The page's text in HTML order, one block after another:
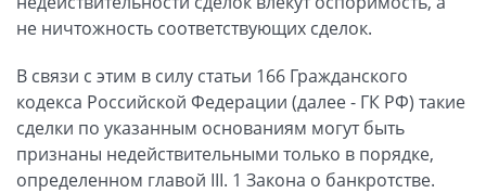
не ничтожность соответствующих сделок.
В связи с этим в силу статьи 166 Гражданского
кодекса Российской Федерации (далее - ГК РФ) такие
сделки по указанным основаниям могут быть
признаны недействительными только в порядке,
определенном главой III. 1 Закона о банкротстве.